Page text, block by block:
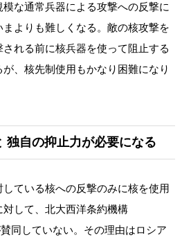
な通常兵器による攻撃への反撃に
よりも難しくなる。敵の核攻撃を
れる前に核兵器を使って阻止する
、核先制使用もかなり困難になり
独自の抑止力が必要になる
ている核への反撃のみに核を使用
して、北大西洋条約機構
同していない。その理由はロシア